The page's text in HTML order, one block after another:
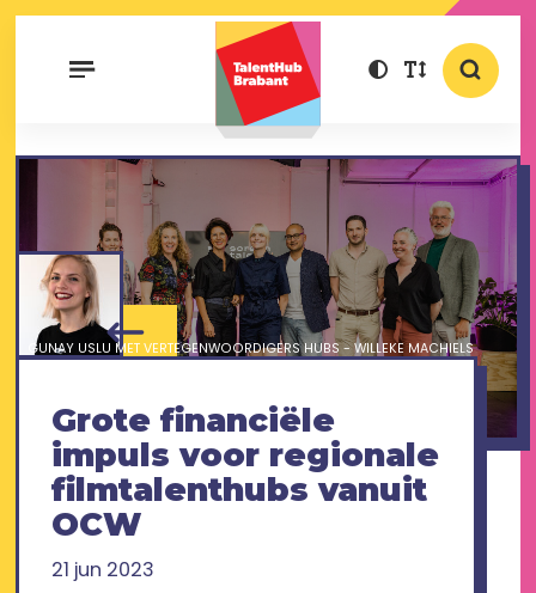
GUNAY USLU MET VERTEGENWOORDIGERS HUBS - WILLEKE MACHIELS
Grote financiële
impuls voor regionale
filmtalenthubs vanuit
OCW
21 jun 2023